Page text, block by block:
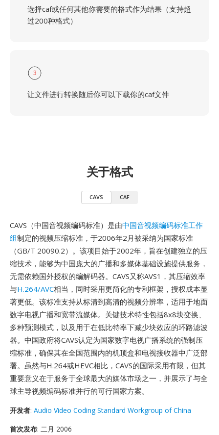
选择caf或任何其他你需要的格式作为结果（支持超
过200种格式）
3
让文件进行转换随后你可以下载你的caf文件
关于格式
CAVS CAF
CAVS（中国音视频编码标准）是由中国音视频编码标准工作
组制定的视频压缩标准，于2006年2月被采纳为国家标准
（GB/T 20090.2）。该项目始于2002年，旨在创建独立的压
缩技术，能够为中国庞大的广播和多媒体基础设施提供服务，
无需依赖国外授权的编解码器。CAVS又称AVS1，其压缩效率
与H.264/AVC相当，同时采用更简化的专利框架，授权成本显
著更低。该标准支持从标清到高清的视频分辨率，适用于地面
数字电视广播和宽带流媒体。关键技术特性包括8x8块变换、
多种预测模式，以及用于在低比特率下减少块效应的环路滤波
器。中国政府将CAVS认定为国家数字电视广播系统的强制压
缩标准，确保其在全国范围内的机顶盒和电视接收器中广泛部
署。虽然与H.264或HEVC相比，CAVS的国际采用有限，但其
重要意义在于服务于全球最大的媒体市场之一，并展示了与全
球主导视频编码标准并行的可行国家方案。
开发者: Audio Video Coding Standard Workgroup of China
首次发布: 二月 2006